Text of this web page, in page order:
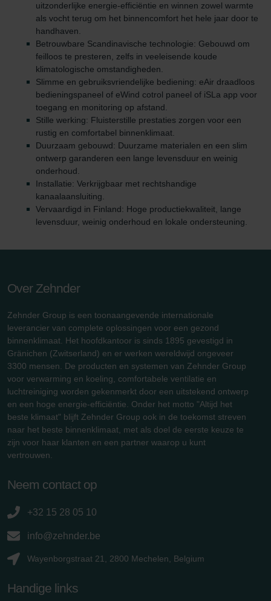
uitzonderlijke energie-efficiëntie en winnen zowel warmte
als vocht terug om het binnencomfort het hele jaar door te
handhaven.
Betrouwbare Scandinavische technologie: Gebouwd om
feilloos te presteren, zelfs in veeleisende koude
klimatologische omstandigheden.
Slimme en gebruiksvriendelijke bediening: eAir draadloos
bedieningspaneel of eWind cotrol paneel of iSLa app voor
toegang en monitoring op afstand.
Stille werking: Fluisterstille prestaties zorgen voor een
rustig en comfortabel binnenklimaat.
Duurzaam gebouwd: Duurzame materialen en een slim
ontwerp garanderen een lange levensduur en weinig
onderhoud.
Installatie: Verkrijgbaar met rechtshandige
kanaalaansluiting.
Vervaardigd in Finland: Hoge productiekwaliteit, lange
levensduur, weinig onderhoud en lokale ondersteuning.
Over Zehnder
Zehnder Group is een toonaangevende internationale
leverancier van complete oplossingen voor een gezond
binnenklimaat. Het hoofdkantoor is sinds 1895 gevestigd in
Gränichen (Zwitserland) en er werken wereldwijd ongeveer
3300 mensen. De producten en systemen van Zehnder Group
voor verwarming en koeling, comfortabele ventilatie en
luchtreiniging worden gekenmerkt door een uitstekend ontwerp
en een hoge energie-efficiëntie. Onder het motto "Altijd het
beste klimaat" blijft Zehnder Group ook in de toekomst streven
naar het beste binnenklimaat, met als doel de eerste keuze te
zijn voor haar klanten en een partner waarop u kunt
vertrouwen.
Neem contact op
+32 15 28 05 10
info@zehnder.be
Wayenborgstraat 21, 2800 Mechelen, Belgium
Handige links